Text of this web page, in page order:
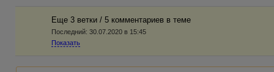
Еще 3 ветки / 5 комментариев в темe
Последний: 30.07.2020 в 15:45
Показать